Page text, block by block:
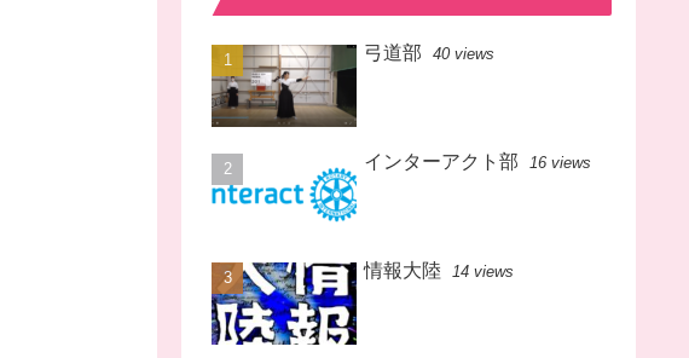
弓道部 40 views
インターアクト部 16 views
情報大陸 14 views